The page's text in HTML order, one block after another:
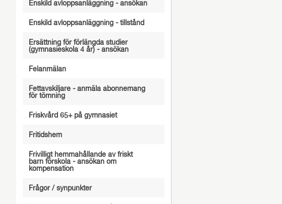
Enskild avloppsanläggning - ansökan
Enskild avloppsanläggning - tillstånd
Ersättning för förlängda studier
(gymnasieskola 4 år) - ansökan
Felanmälan
Fettavskiljare - anmäla abonnemang
för tömning
Friskvård 65+ på gymnasiet
Fritidshem
Frivilligt hemmahållande av friskt
barn förskola - ansökan om
kompensation
Frågor / synpunkter